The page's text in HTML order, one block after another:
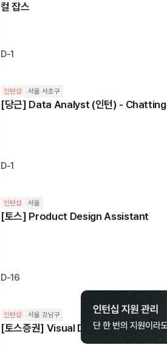
컬 잡스
D-1
인턴십 서울 서초구
[당근] Data Analyst (인턴) - Chatting
D-1
인턴십 서울
[토스] Product Design Assistant
D-16
인턴십 서울 강남구
[토스증권] Visual Design Assistant